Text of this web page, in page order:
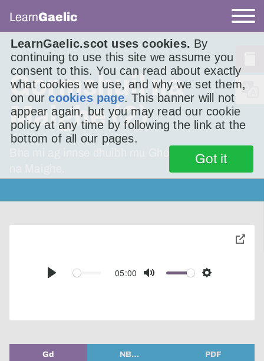
LearnGaelic.scot uses cookies. By
continuing to use this site we assume you
consent to this. You can read about exactly
what cookies we use, and why we set them,
on ourcookies page. This banner will not
appear again, but you may read our cookie
policy at any time by following the link at the
bottom of all our pages.
Got it
LearnGaelic
Gormshuil na
Maighe (2)
Bha mi ag innse dhuibh mu Ghormshuil Mhòr
Play
05:00
Mute Settings
toggle
Gd NB… PDF